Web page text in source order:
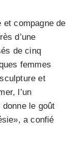
compagne de
d’une
de cinq
femmes
et
l’un
le goût
a confié